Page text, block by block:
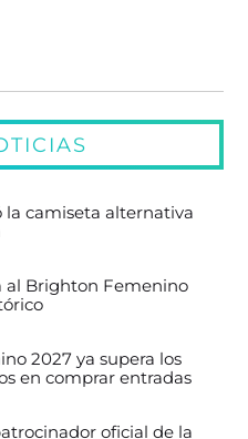
la camiseta alternativa
al Brighton Femenino
2027 ya supera los
en comprar entradas
oficial de la